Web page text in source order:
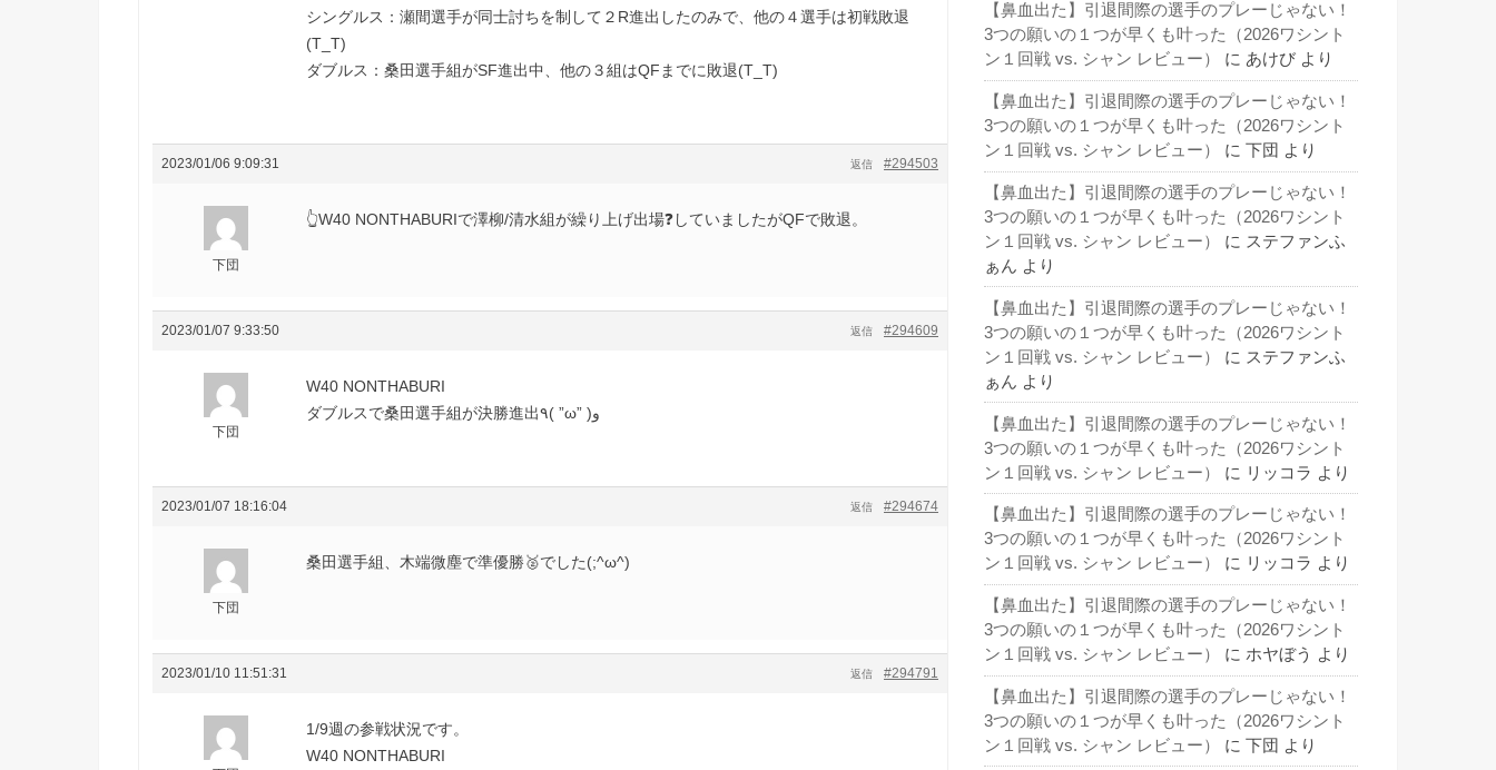
シングルス：瀬間選手が同士討ちを制して２R進出したのみで、他の４選手は初戦敗退
(T_T)
ダブルス：桑田選手組がSF進出中、他の３組はQFまでに敗退(T_T)
2023/01/06 9:09:31 #294503
返信
下団
👆W40 NONTHABURIで澤柳/清水組が繰り上げ出場❓していましたがQFで敗退。
2023/01/07 9:33:50 #294609
返信
下団
W40 NONTHABURI
ダブルスで桑田選手組が決勝進出٩( ”ω” )و
2023/01/07 18:16:04 #294674
返信
下団
桑田選手組、木端微塵で準優勝🥈でした(;^ω^)
2023/01/10 11:51:31 #294791
返信
1/9週の参戦状況です。
W40 NONTHABURI
【鼻血出た】引退間際の選手のプレーじゃない！
3つの願いの１つが早くも叶った（2026ワシント
ン１回戦 vs. シャン レビュー）
に あけび より
【鼻血出た】引退間際の選手のプレーじゃない！
3つの願いの１つが早くも叶った（2026ワシント
ン１回戦 vs. シャン レビュー）
に 下団 より
【鼻血出た】引退間際の選手のプレーじゃない！
3つの願いの１つが早くも叶った（2026ワシント
ン１回戦 vs. シャン レビュー）
に ステファンふ
ぁん より
【鼻血出た】引退間際の選手のプレーじゃない！
3つの願いの１つが早くも叶った（2026ワシント
ン１回戦 vs. シャン レビュー）
に ステファンふ
ぁん より
【鼻血出た】引退間際の選手のプレーじゃない！
3つの願いの１つが早くも叶った（2026ワシント
ン１回戦 vs. シャン レビュー）
に リッコラ より
【鼻血出た】引退間際の選手のプレーじゃない！
3つの願いの１つが早くも叶った（2026ワシント
ン１回戦 vs. シャン レビュー）
に リッコラ より
【鼻血出た】引退間際の選手のプレーじゃない！
3つの願いの１つが早くも叶った（2026ワシント
ン１回戦 vs. シャン レビュー）
に ホヤぼう より
【鼻血出た】引退間際の選手のプレーじゃない！
3つの願いの１つが早くも叶った（2026ワシント
ン１回戦 vs. シャン レビュー）
に 下団 より